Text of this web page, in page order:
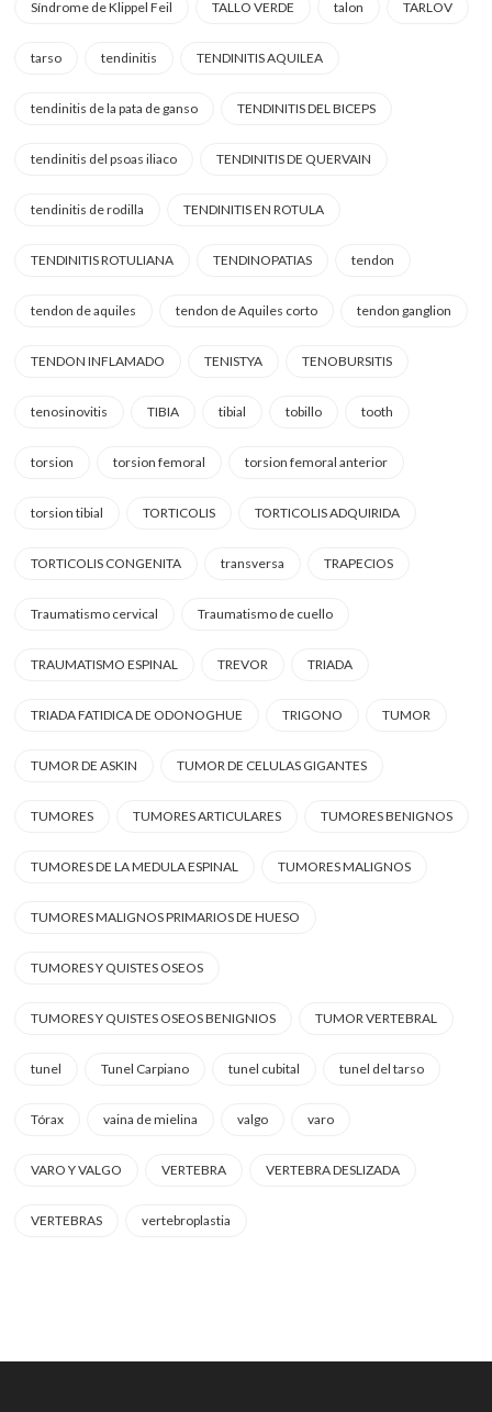
Síndrome de Klippel Feil TALLO VERDE talon TARLOV
tarso tendinitis TENDINITIS AQUILEA
tendinitis de la pata de ganso TENDINITIS DEL BICEPS
tendinitis del psoas iliaco TENDINITIS DE QUERVAIN
tendinitis de rodilla TENDINITIS EN ROTULA
TENDINITIS ROTULIANA TENDINOPATIAS tendon
tendon de aquiles tendon de Aquiles corto tendon ganglion
TENDON INFLAMADO TENISTYA TENOBURSITIS
tenosinovitis TIBIA tibial tobillo tooth
torsion torsion femoral torsion femoral anterior
torsion tibial TORTICOLIS TORTICOLIS ADQUIRIDA
TORTICOLIS CONGENITA transversa TRAPECIOS
Traumatismo cervical Traumatismo de cuello
TRAUMATISMO ESPINAL TREVOR TRIADA
TRIADA FATIDICA DE ODONOGHUE TRIGONO TUMOR
TUMOR DE ASKIN TUMOR DE CELULAS GIGANTES
TUMORES TUMORES ARTICULARES TUMORES BENIGNOS
TUMORES DE LA MEDULA ESPINAL TUMORES MALIGNOS
TUMORES MALIGNOS PRIMARIOS DE HUESO
TUMORES Y QUISTES OSEOS
TUMORES Y QUISTES OSEOS BENIGNIOS TUMOR VERTEBRAL
tunel Tunel Carpiano tunel cubital tunel del tarso
Tórax vaina de mielina valgo varo
VARO Y VALGO VERTEBRA VERTEBRA DESLIZADA
VERTEBRAS vertebroplastia